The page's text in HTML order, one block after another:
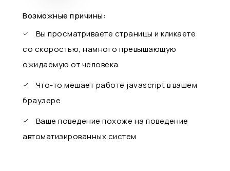
Возможные причины:
Вы просматриваете страницы и кликаете
со скоростью, намного превышающую
ожидаемую от человека
Что-то мешает работе javascript в вашем
браузере
Ваше поведение похоже на поведение
автоматизированных систем